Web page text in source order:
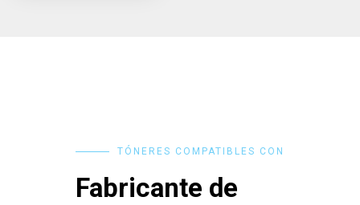
TÓNERES COMPATIBLES CON
Fabricante de